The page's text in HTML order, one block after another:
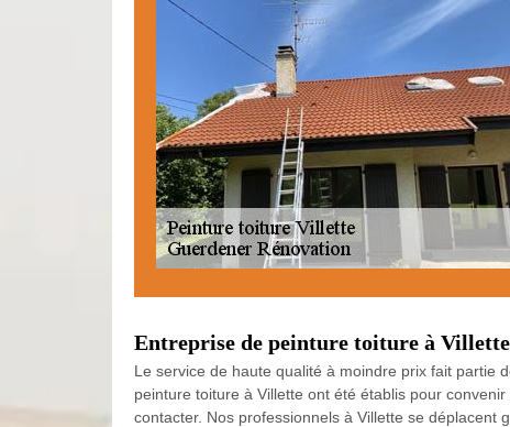
Entreprise de peinture toiture à
Le service de haute qualité à moindre prix fait partie
peinture toiture à Villette ont été établis pour
contacter. Nos professionnels à Villette se déplacent